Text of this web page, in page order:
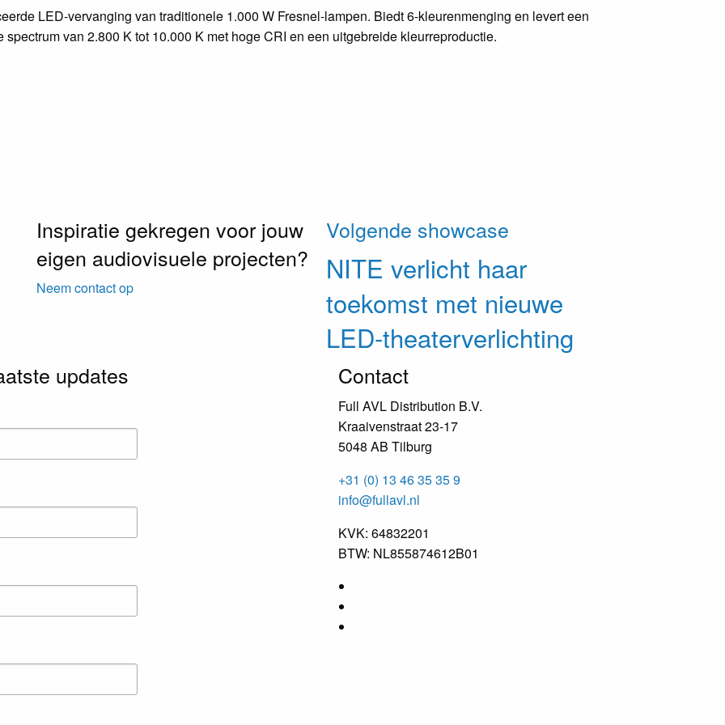
LED-vervanging van traditionele 1.000 W Fresnel-lampen. Biedt 6-kleurenmenging en levert een
van 2.800 K tot 10.000 K met hoge CRI en een uitgebreide kleurreproductie.
Inspiratie gekregen voor jouw
eigen audiovisuele projecten?
Neem contact op
Volgende showcase
NITE verlicht haar
toekomst met nieuwe
LED-theaterverlichting
updates Contact
Full AVL Distribution B.V.
Kraaivenstraat 23-17
5048 AB Tilburg
+31 (0) 13 46 35 35 9
info@fullavl.nl
KVK: 64832201
BTW: NL855874612B01